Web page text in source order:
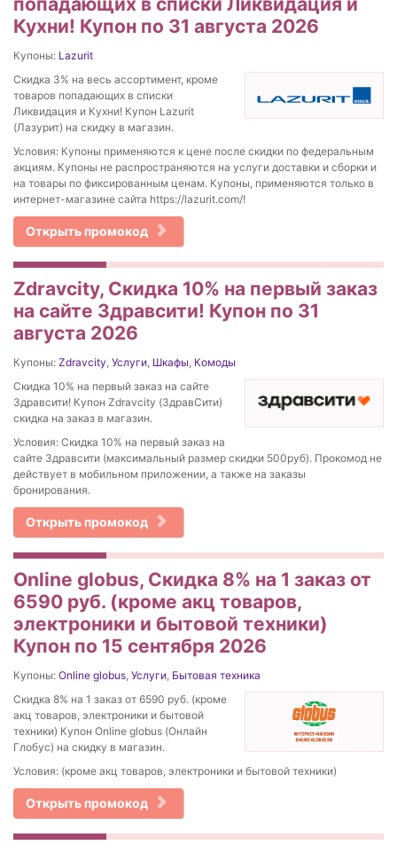
Кухни! Купон по 31 августа 2026
Купоны: Lazurit
Скидка 3% на весь ассортимент, кроме
товаров попадающих в списки
Ликвидация и Кухни! Купон Lazurit
(Лазурит) на скидку в магазин.
Условия: Купоны применяются к цене после скидки по федеральным
акциям. Купоны не распространяются на услуги доставки и сборки и
на товары по фиксированным ценам. Купоны, применяются только в
интернет-магазине сайта https://lazurit.com/!
Открыть промокод
Zdravcity, Скидка 10% на первый заказ
на сайте Здравсити! Купон по 31
августа 2026
Купоны: Zdravcity, Услуги, Шкафы, Комоды
Скидка 10% на первый заказ на сайте
Здравсити! Купон Zdravcity (ЗдравСити)
скидка на заказ в магазин.
Условия: Скидка 10% на первый заказ на
сайте Здравсити (максимальный размер скидки 500руб). Прокомод не
действует в мобильном приложении, а также на заказы
бронирования.
Открыть промокод
Online globus, Скидка 8% на 1 заказ от
6590 руб. (кроме акц товаров,
электроники и бытовой техники)
Купон по 15 сентября 2026
Купоны: Online globus, Услуги, Бытовая техника
Скидка 8% на 1 заказ от 6590 руб. (кроме
акц товаров, электроники и бытовой
техники) Купон Online globus (Онлайн
Глобус) на скидку в магазин.
Условия: (кроме акц товаров, электроники и бытовой техники)
Открыть промокод